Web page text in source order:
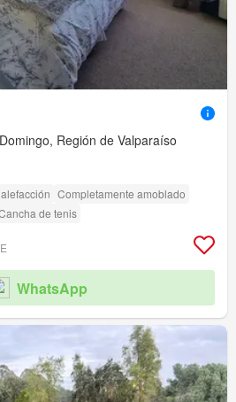
Región de Valparaíso
Completamente amoblado
de tenis
WhatsApp